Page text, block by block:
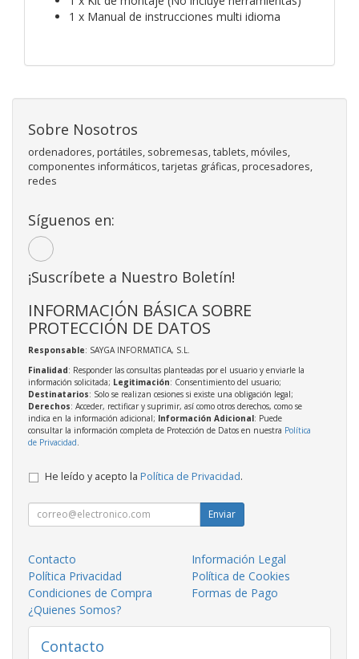
1 x Manual de instrucciones multi idioma
Sobre Nosotros
ordenadores, portátiles, sobremesas, tablets, móviles,
componentes informáticos, tarjetas gráficas, procesadores,
redes
Síguenos en:
¡Suscríbete a Nuestro Boletín!
INFORMACIÓN BÁSICA SOBRE
PROTECCIÓN DE DATOS
Responsable: SAYGA INFORMATICA, S.L.
Finalidad: Responder las consultas planteadas por el usuario y enviarle la
información solicitada; Legitimación: Consentimiento del usuario;
Destinatarios: Solo se realizan cesiones si existe una obligación legal;
Derechos: Acceder, rectificar y suprimir, así como otros derechos, como se
indica en la información adicional; Información Adicional: Puede
consultar la información completa de Protección de Datos en nuestra Política
de Privacidad
He leído y acepto la Política de Privacidad.
Enviar
Contacto
Información Legal
Política Privacidad
Política de Cookies
Condiciones de Compra
Formas de Pago
¿Quienes Somos?
Contacto